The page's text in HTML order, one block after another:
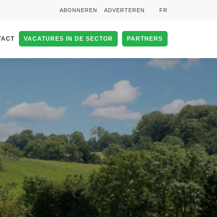
ABONNEREN ADVERTEREN FR
VACATURES IN DE SECTOR PARTNERS